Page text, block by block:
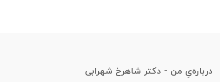
درباره‌یِ من - دکتر شاهرخ شهرابی